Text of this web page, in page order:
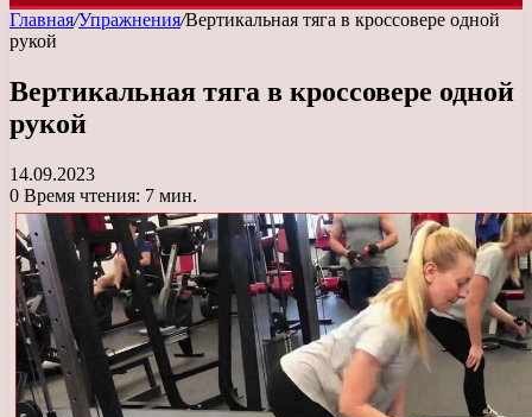
Главная/Упражнения/Вертикальная тяга в кроссовере одной
рукой
Вертикальная тяга в кроссовере одной
рукой
14.09.2023
0 Время чтения: 7 мин.